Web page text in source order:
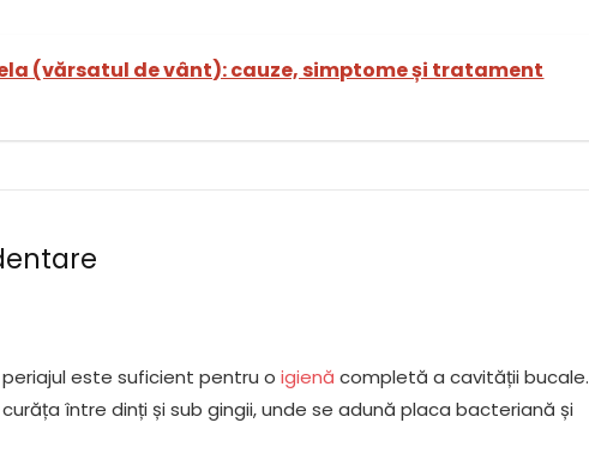
(vărsatul de vânt): cauze, simptome și tratament
este suficient pentru oigienă completă a cavității bucale.
între dinți și sub gingii, unde se adună placa bacteriană și